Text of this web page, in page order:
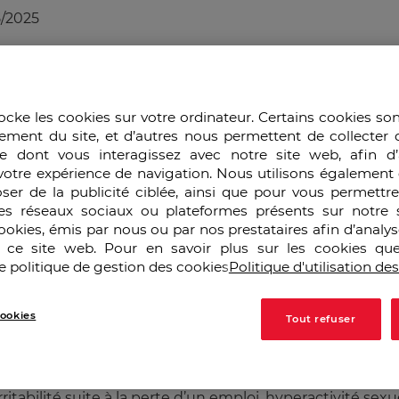
2025
Henry Gadsden, confiait à un journaliste de
médicaments aux biens portants… La guerre de
montre que son rêve pourrait bien devenir réalité.
plan, la très influente American Psychiatric
un marché annuel très profitable estimé à plus de
and Statistical Manual of Mental Disorders), le «
par l’OMS. Il définit et répertorie tous les
(un million d’exemplaires à chaque édition) traduit
produits dérivés et revenus associés. Il contribue
d’applications (pharmaceutiques, médicaux,
60 pathologies ; cinq éditions plus tard (DSM IV-
américaine souffrirait d’un désordre mental (tel
de patients potentiels. La prochaine version
sur deux aspects liés : l’explosion du
les cookies sur votre ordinateur. Certains cookies
du site, et d’autres nous permettent de collecter
dont vous interagissez avec notre site web, afin
expérience de navigation. Nous utilisons
de la publicité ciblée, ainsi que pour vous
réseaux sociaux ou plateformes présents sur notre
émis par nous ou par nos prestataires afin
ce site web. Pour en savoir plus sur les cookies
politique de gestion des cookiesPolitique d'utilisation
Tout refuser